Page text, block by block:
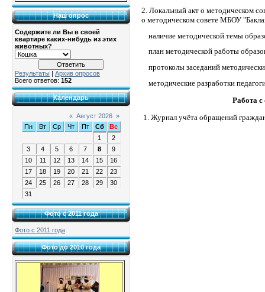
Наш опрос
Содержите ли Вы в своей
квартире каких-нибудь из этих
животных?
Результаты
Архив опросов
Всего ответов: 152
Календарь
« Август 2026 »
Пн
Вт Ср Чт Пт Сб
Вс
1
2
3
4 5 6 7 8
9
10
11 12 13 14 15
16
17
18 19 20 21 22
23
24
25 26 27 28 29
30
31
Фото с 2011 года
Фото с 2011 года
Фото до 2010 года
2. Локальный акт о методическом
о методическом совете МБОУ
наличие методической темы
план методической работы
протоколы заседаний
методические разработки
Работа
1. Журнал учёта обращений